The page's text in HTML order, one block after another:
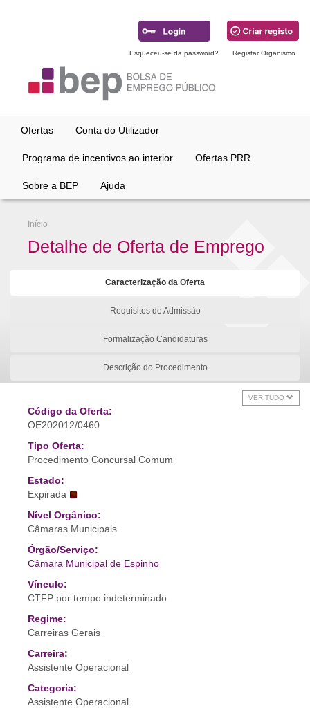
Esqueceu-se da password? Registar Organismo
Ofertas Conta do Utilizador
Programa de incentivos ao interior Ofertas PRR
Sobre a BEP Ajuda
Início
Detalhe de Oferta de Emprego
Caracterização da Oferta
Requisitos de Admissão
Formalização Candidaturas
Descrição do Procedimento
VER TUDO
Código da Oferta:
OE202012/0460
Tipo Oferta:
Procedimento Concursal Comum
Estado:
Expirada
Nível Orgânico:
Câmaras Municipais
Órgão/Serviço:
Câmara Municipal de Espinho
Vínculo:
CTFP por tempo indeterminado
Regime:
Carreiras Gerais
Carreira:
Assistente Operacional
Categoria:
Assistente Operacional